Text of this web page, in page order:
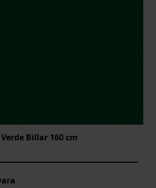
Billar 160 cm